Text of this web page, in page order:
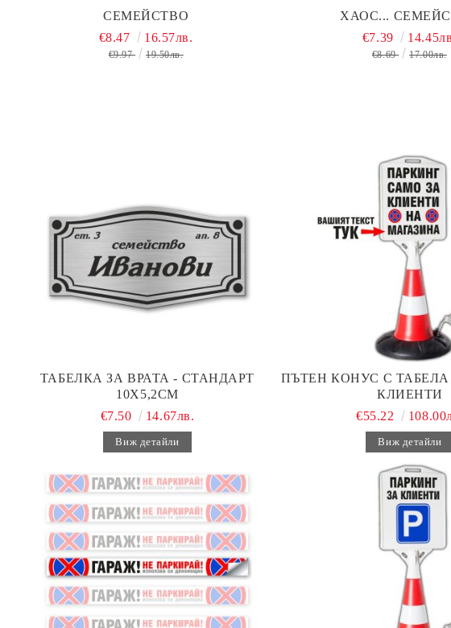
СЕМЕЙСТВО
€8.47 16.57лв.
€9.97 19.50лв.
ХАОС...
€7.39
€8.69 17.00лв.
ТАБЕЛКА ЗА ВРАТА - СТАНДАРТ
10Х5,2СМ
€7.50
14.67лв.
Виж детайли
ПЪТЕН КОНУС С
КЛИЕНТИ
€55.22
Виж детайли